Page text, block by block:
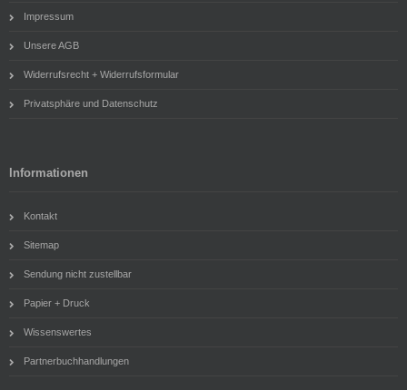
Impressum
Unsere AGB
Widerrufsrecht + Widerrufsformular
Privatsphäre und Datenschutz
Informationen
Kontakt
Sitemap
Sendung nicht zustellbar
Papier + Druck
Wissenswertes
Partnerbuchhandlungen